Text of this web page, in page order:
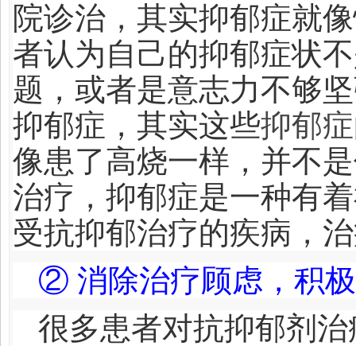
院诊治，其实抑郁症就
者认为自己的抑郁症状
题，或者是意志力不够
抑郁症，其实这些抑郁
像患了高烧一样，并不
治疗，抑郁症是一种有
受抗抑郁治疗的疾病，
② 消除治疗顾虑，积
很多患者对抗抑郁剂